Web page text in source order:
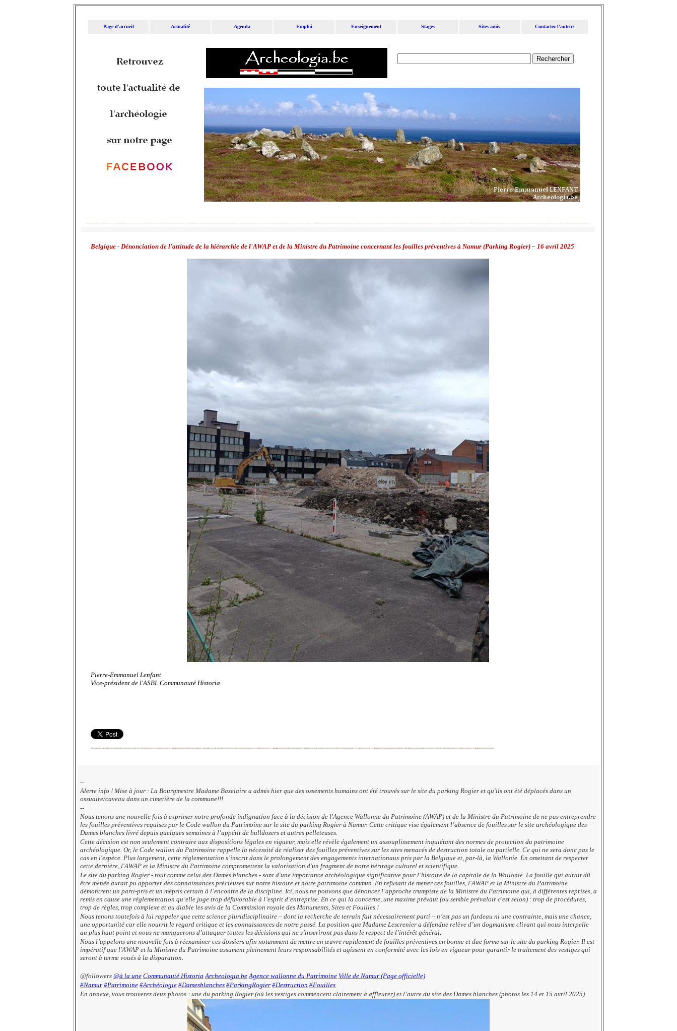
Page d'accueil Actualité Agenda Emploi Enseignement Stages Sites amis Contactez l'auteur
Belgique - Dénonciation de l'attitude de la hiérarchie de l'AWAP et de la Ministre du Patrimoine concernant les fouilles préventives à Namur (Parking Rogier) – 16 avril 2025
Pierre-Emmanuel Lenfant
Vice-président de l'ASBL Communauté Historia
--
Alerte info ! Mise à jour : La Bourgmestre Madame Bazelaire a admis hier que des ossements humains ont été trouvés sur le site du parking Rogier et qu'ils ont été déplacés dans un
ossuaire/caveau dans un cimetière de la commune!!!
--
Nous tenons une nouvelle fois à exprimer notre profonde indignation face à la décision de l'Agence Wallonne du Patrimoine (AWAP) et de la Ministre du Patrimoine de ne pas entreprendre
les fouilles préventives requises par le Code wallon du Patrimoine sur le site du parking Rogier à Namur. Cette critique vise également l’absence de fouilles sur le site archéologique des
Dames blanches livré depuis quelques semaines à l’appétit de bulldozers et autres pelleteuses.
Cette décision est non seulement contraire aux dispositions légales en vigueur, mais elle révèle également un assouplissement inquiétant des normes de protection du patrimoine
archéologique. Or, le Code wallon du Patrimoine rappelle la nécessité de réaliser des fouilles préventives sur les sites menacés de destruction totale ou partielle. Ce qui ne sera donc pas le
cas en l'espèce. Plus largement, cette réglementation s’inscrit dans le prolongement des engagements internationaux pris par la Belgique et, par-là, la Wallonie. En omettant de respecter
cette dernière, l'AWAP et la Ministre du Patrimoine compromettent la valorisation d'un fragment de notre héritage culturel et scientifique.
Le site du parking Rogier - tout comme celui des Dames blanches - sont d'une importance archéologique significative pour l’histoire de la capitale de la Wallonie. La fouille qui aurait dû
être menée aurait pu apporter des connaissances précieuses sur notre histoire et notre patrimoine commun. En refusant de mener ces fouilles, l'AWAP et la Ministre du Patrimoine
démontrent un parti-pris et un mépris certain à l’encontre de la discipline. Ici, nous ne pouvons que dénoncer l’approche trumpiste de la Ministre du Patrimoine qui, à différentes reprises, a
remis en cause une réglementation qu’elle juge trop défavorable à l’esprit d’entreprise. En ce qui la concerne, une maxime prévaut (ou semble prévaloir c'est selon) : trop de procédures,
trop de règles, trop complexe et au diable les avis de la Commission royale des Monuments, Sites et Fouilles !
Nous tenons toutefois à lui rappeler que cette science pluridisciplinaire – dont la recherche de terrain fait nécessairement parti – n’est pas un fardeau ni une contrainte, mais une chance,
une opportunité car elle nourrit le regard critique et les connaissances de notre passé. La position que Madame Lescrenier a défendue relève d’un dogmatisme clivant qui nous interpelle
au plus haut point et nous ne manquerons d’attaquer toutes les décisions qui ne s’inscriront pas dans le respect de l’intérêt général.
Nous l’appelons une nouvelle fois à réexaminer ces dossiers afin notamment de mettre en œuvre rapidement de fouilles préventives en bonne et due forme sur le site du parking Rogier. Il est
impératif que l'AWAP et la Ministre du Patrimoine assument pleinement leurs responsabilités et agissent en conformité avec les lois en vigueur pour garantir le traitement des vestiges qui
seront à terme voués à la disparation.
@followers @à la une Communauté Historia Archeologia.be Agence wallonne du Patrimoine Ville de Namur (Page officielle)
#Namur #Patrimoine #Archéologie #Damesblanches #ParkingRogier #Destruction #Fouilles
En annexe, vous trouverez deux photos : une du parking Rogier (où les vestiges commencent clairement à affleurer) et l’autre du site des Dames blanches (photos les 14 et 15 avril 2025)